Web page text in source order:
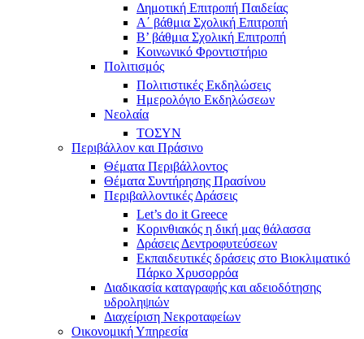
Δημοτική Επιτροπή Παιδείας
Α΄ βάθμια Σχολική Επιτροπή
B’ βάθμια Σχολική Επιτροπή
Κοινωνικό Φροντιστήριο
Πολιτισμός
Πολιτιστικές Εκδηλώσεις
Ημερολόγιο Εκδηλώσεων
Νεολαία
ΤΟΣΥΝ
Περιβάλλον και Πράσινο
Θέματα Περιβάλλοντος
Θέματα Συντήρησης Πρασίνου
Περιβαλλοντικές Δράσεις
Let’s do it Greece
Kορινθιακός η δική μας θάλασσα
Δράσεις Δεντροφυτεύσεων
Εκπαιδευτικές δράσεις στο Βιοκλιματικό
Πάρκο Χρυσορρόα
Διαδικασία καταγραφής και αδειοδότησης
υδροληψιών
Διαχείριση Νεκροταφείων
Οικονομική Υπηρεσία